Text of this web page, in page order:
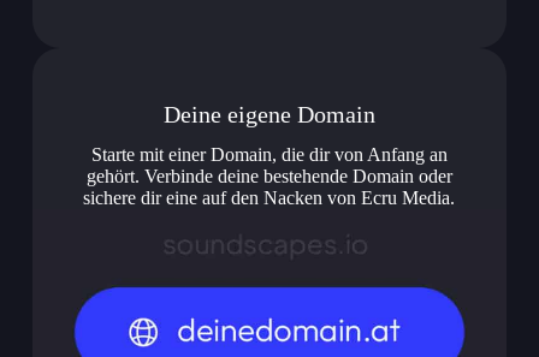
Deine eigene Domain
Starte mit einer Domain, die dir von Anfang an
gehört. Verbinde deine bestehende Domain oder
sichere dir eine auf den Nacken von Ecru Media.